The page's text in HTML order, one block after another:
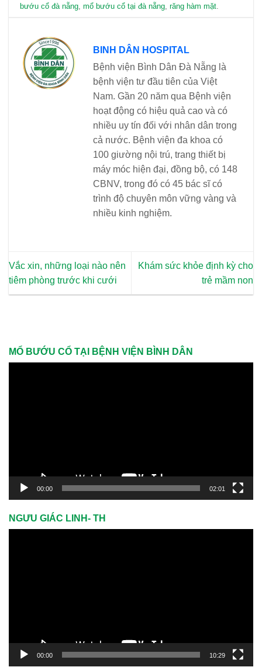
bướu cổ đà nẵng ,mổ bướu cổ tại đà nẵng ,răng hàm mặt
BINH DÂN HOSPITAL
Bệnh viện Bình Dân Đà Nẵng là
bệnh viện tư đầu tiên của Việt
Nam. Gần 20 năm qua Bệnh viện
hoạt động có hiệu quả cao và có
nhiều uy tín đối với nhân dân trong
cả nước. Bệnh viện đa khoa có
100 giường nội trú, trang thiết bị
máy móc hiện đại, đồng bộ, có 148
CBNV, trong đó có 45 bác sĩ có
trình độ chuyên môn vững vàng và
nhiều kinh nghiệm.
Vắc xin, những loại nào nên
tiêm phòng trước khi cưới
Khám sức khỏe định kỳ cho
trẻ mầm non
MỔ BƯỚU CỔ TẠI BỆNH VIỆN BÌNH DÂN
00:00 02:01
NGƯU GIÁC LINH- TH
00:00 10:29